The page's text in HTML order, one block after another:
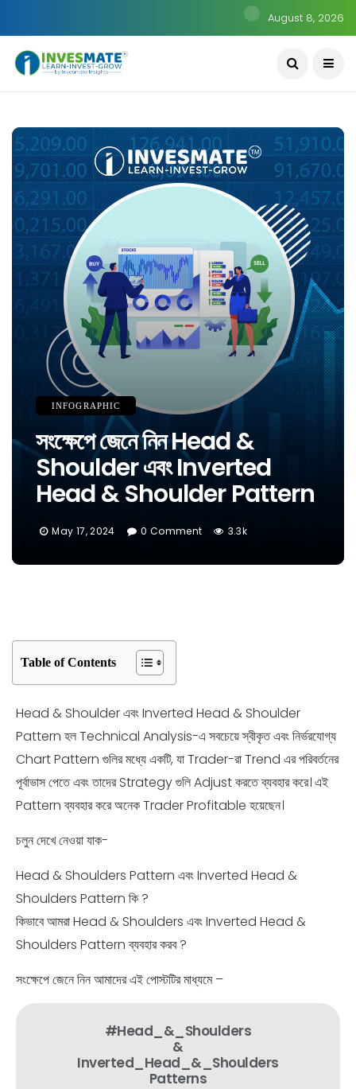
August 8, 2026
INFOGRAPHIC
সংক্ষেপে জেনে নিন Head &
Shoulder এবং Inverted
Head & Shoulder Pattern
May 17, 2024 0 Comment 3.3k
Table of Contents
Head & Shoulder এবং Inverted Head & Shoulder
Pattern হল Technical Analysis-এ সবচেয়ে স্বীকৃত এবং নির্ভরযোগ্য
Chart Pattern গুলির মধ্যে একটি, যা Trader-রা Trend এর পরিবর্তনের
পূর্বাভাস পেতে এবং তাদের Strategy গুলি Adjust করতে ব্যবহার করে। এই
Pattern ব্যবহার করে অনেক Trader Profitable হয়েছেন।
চলুন দেখে নেওয়া যাক-
Head & Shoulders Pattern এবং Inverted Head &
Shoulders Pattern কি ?
কিভাবে আমরা Head & Shoulders এবং Inverted Head &
Shoulders Pattern ব্যবহার করব ?
সংক্ষেপে জেনে নিন আমাদের এই পোস্টটির মাধ্যমে –
#Head_&_Shoulders
&
Inverted_Head_&_Shoulders
Patterns